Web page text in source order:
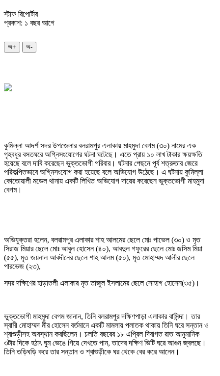
স্টাফ রিপোর্টার
প্রকাশ: ১ বছর আগে
অ+ অ-
কুমিল্লা আদর্শ সদর উপজেলার বলরামপুর এলাকায় মাহমুদা বেগম (৩০) নামের এক
গৃহবধূর বসতঘরে অগ্নিসংযোগের ঘটনা ঘটেছে। এতে প্রায় ১০ লাখ টাকার ক্ষয়ক্ষতি
হয়েছে বলে দাবি করেছেন ভুক্তভোগী পরিবার। ঘটনার পেছনে পূর্ব শত্রুতার জেরে
পরিকল্পিতভাবে অগ্নিসংযোগ করা হয়েছে বলে অভিযোগ উঠেছে। এ ঘটনায় কুমিল্লা
কোতোয়ালী মডেল থানায় একটি লিখিত অভিযোগ দায়ের করেছেন ভুক্তভোগী মাহমুদা
বেগম।
অভিযুক্তরা হলেন, বলরামপুর এলাকার শাহ আলমের ছেলে মোঃ পাভেল (৩০) ও মৃত
সিরাজ মিয়ার ছেলে মোঃ আবুল হোসেন (৪০), আবদুল গফুরের ছেলে মোঃ জসিম মিয়া
(৫৫), মৃত জয়নাল আবদীনের ছেলে শাহ আলম (৫০), মৃত মোহাম্মদ আলীর ছেলে
পারভেজ (২৩),
সদর দক্ষিণের হাড়াতলী এলাকার মৃত তাজুল ইসলামের ছেলে সোহাগ হোসেন(৩৫)।
ভুক্তভোগী মাহমুদা বেগম জানান, তিনি বলরামপুর দক্ষিণপাড়া এলাকার বাসিন্দা। তার
স্বামী মোহাম্মদ মীর হোসেন বর্তমানে একটি মামলায় পলাতক থাকায় তিনি ঘরে সন্তান ও
শ্বাশুড়ীসহ অবস্থান করছিলেন। চলতি বছরের ১৮ এপ্রিল দিবাগত রাত আনুমানিক
৩টার দিকে হঠাৎ ঘুম ভেঙে গিয়ে দেখতে পান, তাদের দক্ষিণ ভিটি ঘরে আগুন জ্বলছে।
তিনি তড়িঘড়ি করে তার সন্তান ও শ্বাশুড়ীকে ঘর থেকে বের করে আনেন।